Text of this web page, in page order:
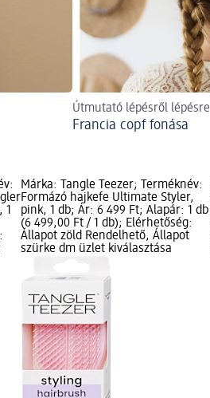
Útmutató lépésről lépésre
Francia copf fonása
1
Márka: Tangle Teezer; Terméknév:
Formázó hajkefe Ultimate Styler,
pink, 1 db; Ár: 6 499 Ft; Alapár: 1 db
(6 499,00 Ft / 1 db); Elérhetőség:
Állapot zöld Rendelhető, Állapot
szürke dm üzlet kiválasztása